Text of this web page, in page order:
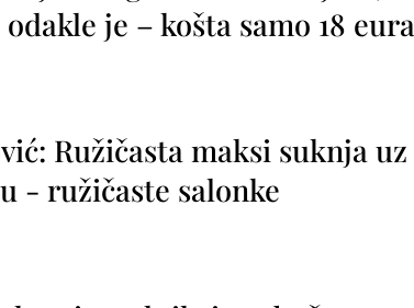
je – košta samo 18 eura
Ružičasta maksi suknja uz
- ružičaste salonke